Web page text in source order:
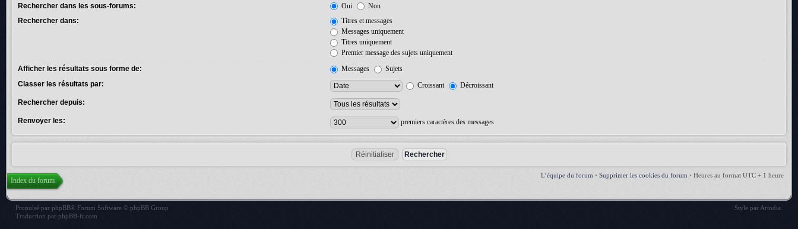
Rechercher dans les sous-forums: Oui
Non
Rechercher dans:
Titres et messages
Messages uniquement
Titres uniquement
Premier message des sujets uniquement
Afficher les résultats sous forme de:
Messages
Sujets
Classer les résultats par:
Croissant Décroissant
Rechercher depuis:
Renvoyer les: premiers caractères des messages
L’équipe du forum • Supprimer les cookies du forum • Heures au format UTC + 1 heure
Index du forum
Propulsé par phpBB® Forum Software © phpBB Group
Traduction par phpBB-fr.com
Style par Artodia